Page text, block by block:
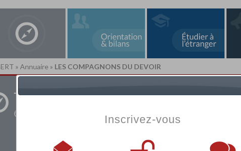
» Annuaire » LES COMPAGNONS DU DEVOIR
Trouver un
établissement privé
L'Annuaire de
votre
scolaire et des
Inscrivez-vous